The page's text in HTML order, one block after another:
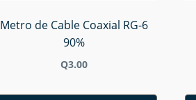
Metro de Cable Coaxial RG-6
90%
Q3.00